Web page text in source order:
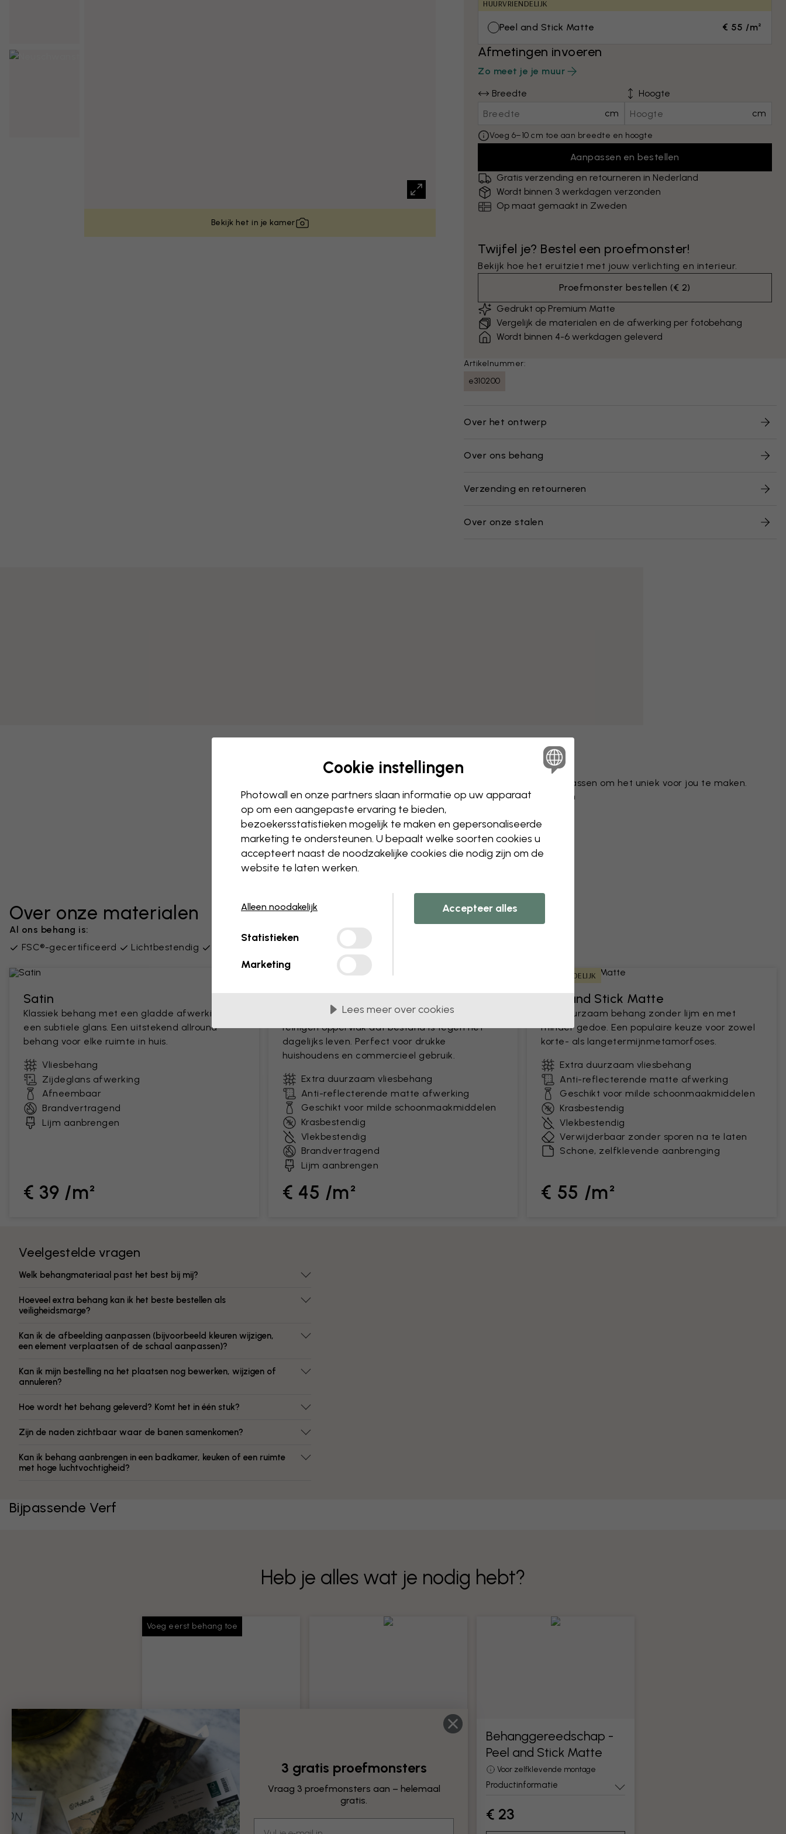
Bekijk het in je kamer
HUURVRIENDELIJK
Peel and Stick Matte € 55 /m²
Afmetingen invoeren
Zo meet je je muur
Breedte
cm
Hoogte
cm
Voeg 6–10 cm toe aan breedte en hoogte
Aanpassen en bestellen
Gratis verzending en retourneren in Nederland
Wordt binnen 3 werkdagen verzonden
Op maat gemaakt in Zweden
Twijfel je? Bestel een proefmonster!
Bekijk hoe het eruitziet met jouw verlichting en interieur.
Proefmonster bestellen (€ 2)
Gedrukt op Premium Matte
Vergelijk de materialen en de afwerking per fotobehang
Wordt binnen 4-6 werkdagen geleverd
Artikelnummer:
e310200
Over het ontwerp
Over ons behang
Verzending en retourneren
Over onze stalen
Bewerk uw behang
Ons ontwerpteam kan elk motief aanpassen om het uniek voor jou te maken.
Het formaat of de kleuren aanpassen
Een object toevoegen of verwijderen
Een detail personaliseren
Maak je eigen behang van een foto
Dien jouw wijzigingen in
Over onze materialen
Al ons behang is:
FSC®-gecertificeerd
Lichtbestendig Geleverd in banen van 45 cm
Satin
Klassiek behang met een gladde afwerking en
een subtiele glans. Een uitstekend allround
behang voor elke ruimte in huis.
Vliesbehang
Zijdeglans afwerking
Afneembaar
Brandvertragend
Lijm aanbrengen
€ 39 /m²
Premium behang met een eenvoudig te
reinigen oppervlak dat bestand is tegen het
dagelijks leven. Perfect voor drukke
huishoudens en commercieel gebruik.
Extra duurzaam vliesbehang
Anti-reflecterende matte afwerking
Geschikt voor milde schoonmaakmiddelen
Krasbestendig
Vlekbestendig
Brandvertragend
Lijm aanbrengen
€ 45 /m²
HUURVRIENDELIJK
Peel and Stick Matte
Een duurzaam behang zonder lijm en met
minder gedoe. Een populaire keuze voor zowel
korte- als langetermijnmetamorfoses.
Extra duurzaam vliesbehang
Anti-reflecterende matte afwerking
Geschikt voor milde schoonmaakmiddelen
Krasbestendig
Vlekbestendig
Verwijderbaar zonder sporen na te laten
Schone, zelfklevende aanbrenging
€ 55 /m²
Veelgestelde vragen
Welk behangmateriaal past het best bij mij?
Hoeveel extra behang kan ik het beste bestellen als
veiligheidsmarge?
Kan ik de afbeelding aanpassen (bijvoorbeeld kleuren wijzigen,
een element verplaatsen of de schaal aanpassen)?
Kan ik mijn bestelling na het plaatsen nog bewerken, wijzigen of
annuleren?
Hoe wordt het behang geleverd? Komt het in één stuk?
Zijn de naden zichtbaar waar de banen samenkomen?
Kan ik behang aanbrengen in een badkamer, keuken of een ruimte
met hoge luchtvochtigheid?
Bijpassende Verf
Heb je alles wat je nodig hebt?
Voeg eerst behang toe
Behang plakken
Voldoende lijm voor je hele
bestelling
Productinformatie
€ 9
monteren van behang
Productinformatie
€ 23
Behanggereedschap -
Peel and Stick Matte
Voor zelfklevende montage
Productinformatie
€ 23
3 gratis proefmonsters
Vraag 3 proefmonsters aan – helemaal
gratis.
Cookie instellingen
Photowall en onze partners slaan informatie op uw apparaat
op om een aangepaste ervaring te bieden,
bezoekersstatistieken mogelijk te maken en gepersonaliseerde
marketing te ondersteunen. U bepaalt welke soorten cookies u
accepteert naast de noodzakelijke cookies die nodig zijn om de
website te laten werken.
Alleen noodakelijk
Statistieken
Marketing
Accepteer alles
Lees meer over cookies